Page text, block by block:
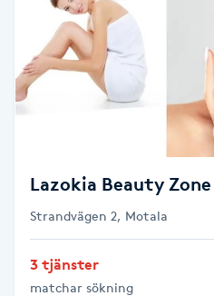
Tatuering
Tatueringsborttagning
Thaimassage
Torr hårbotten
Lazokia Beauty Zone
Strandvägen 2, Motala
3 tjänster
matchar sökning